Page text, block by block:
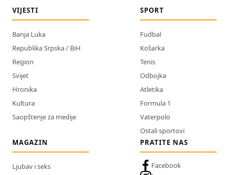
VIJESTI
Banja Luka
Republika Srpska / BiH
Region
Svijet
Hronika
Kultura
Saopštenje za medije
SPORT
Fudbal
Košarka
Tenis
Odbojka
Atletika
Formula 1
Vaterpolo
Ostali sportovi
MAGAZIN
Ljubav i seks
PRATITE NAS
Facebook